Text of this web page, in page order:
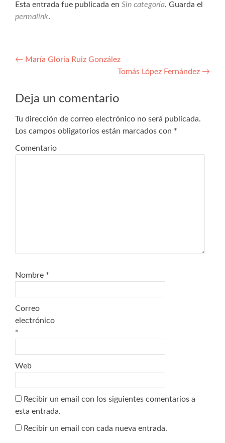
Esta entrada fue publicada en Sin categoría. Guarda el
permalink.
Navegación
entradas
← María Gloria Ruiz González
Tomás López Fernández →
Deja un comentario
Tu dirección de correo electrónico no será publicada.
Los campos obligatorios están marcados con *
Comentario
Nombre *
Correo
electrónico
*
Web
Recibir un email con los siguientes comentarios a
esta entrada.
Recibir un email con cada nueva entrada.